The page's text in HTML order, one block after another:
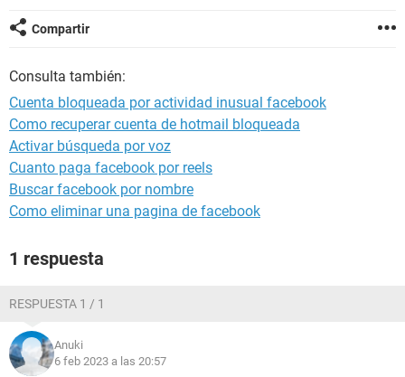
Compartir
Consulta también:
Cuenta bloqueada por actividad inusual facebook
Como recuperar cuenta de hotmail bloqueada
Activar búsqueda por voz
Cuanto paga facebook por reels
Buscar facebook por nombre
Como eliminar una pagina de facebook
1 respuesta
RESPUESTA 1 / 1
Anuki
6 feb 2023 a las 20:57